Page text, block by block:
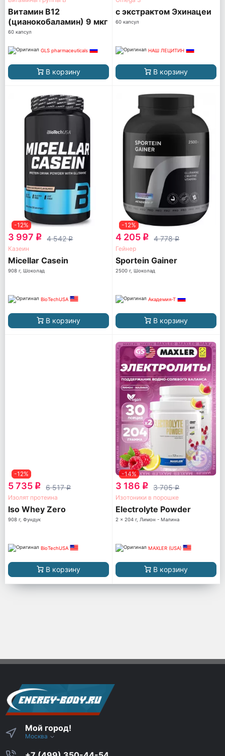
Витамин B12
(цианокобаламин) 9 мкг
60 капсул
GLS pharmaceuticals
В корзину
с экстрактом Эхинацеи
60 капсул
НАШ ЛЕЦИТИН
В корзину
-12%
3 997 q 4 542q
Казеин
Micellar Casein
908 г, Шоколад
BioTechUSA
В корзину
-12%
4 205 q 4 778q
Гейнер
Sportein Gainer
2500 г, Шоколад
Академия-Т
В корзину
-12%
5 735 q 6 517q
Изолят протеина
Iso Whey Zero
908 г, Фундук
BioTechUSA
В корзину
-14%
3 186 q 3 705q
Изотоники в порошке
Electrolyte Powder
2 x 204 г, Лимон - Малина
MAXLER (USA)
В корзину
Мой город!
Москва